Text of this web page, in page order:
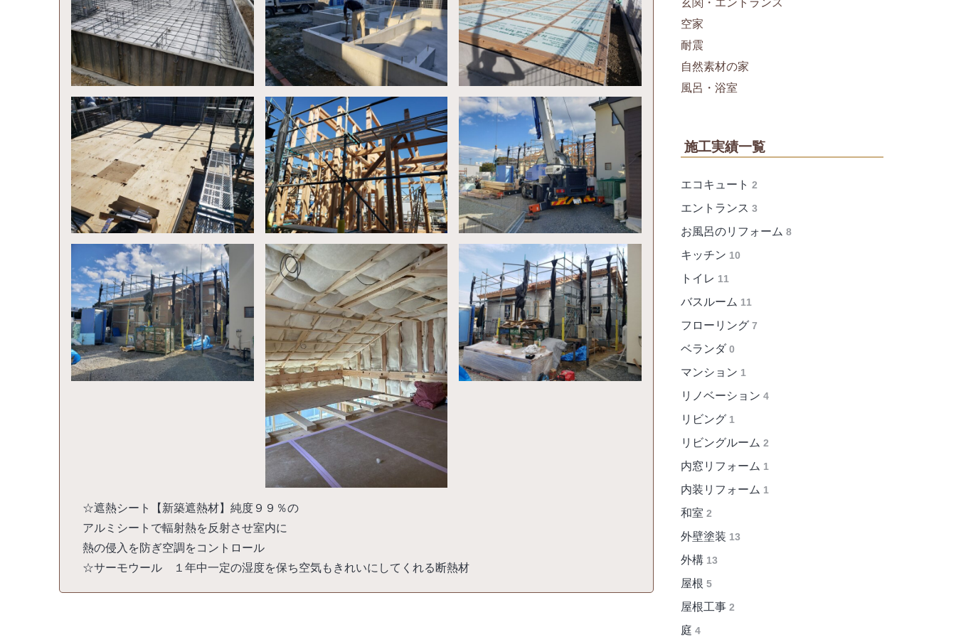
☆遮熱シート【新築遮熱材】純度９９％の
アルミシートで輻射熱を反射させ室内に
熱の侵入を防ぎ空調をコントロール
☆サーモウール １年中一定の湿度を保ち空気もきれいにしてくれる断熱材
玄関・エントランス
空家
耐震
自然素材の家
風呂・浴室
施工実績一覧
エコキュート 2
エントランス 3
お風呂のリフォーム 8
キッチン 10
トイレ 11
バスルーム 11
フローリング 7
ベランダ 0
マンション 1
リノベーション 4
リビング 1
リビングルーム 2
内窓リフォーム 1
内装リフォーム 1
和室 2
外壁塗装 13
外構 13
屋根 5
屋根工事 2
庭 4